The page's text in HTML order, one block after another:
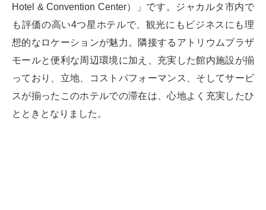
Hotel & Convention Center）」です。ジャカルタ市内で
も評価の高い4つ星ホテルで、観光にもビジネスにも理
想的なロケーションが魅力。隣接するアトリウムプラザ
モールと便利な周辺環境に加え、充実した館内施設が揃
っており、立地、コストパフォーマンス、そしてサービ
スが揃ったこのホテルでの滞在は、心地よく充実したひ
とときとなりました。